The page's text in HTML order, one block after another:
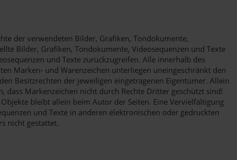
der verwendeten Bilder, Grafiken, Tondokumente,
Bilder, Grafiken, Tondokumente, Videosequenzen und Texte
und Texte zurückzugreifen. Alle innerhalb des
Marken- und Warenzeichen unterliegen uneingeschränkt den
Besitzrechten der jeweiligen eingetragenen Eigentümer. Allein
Markenzeichen nicht durch Rechte Dritter geschützt sind!
bleibt allein beim Autor der Seiten. Eine Vervielfältigung
und Texte in anderen elektronischen oder gedruckten
nicht gestattet.